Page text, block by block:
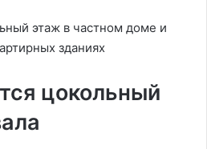
цокольный